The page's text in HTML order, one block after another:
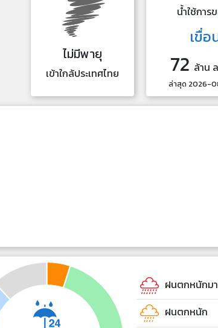
ไม่มีพายุ
เข้าใกล้ประเทศไทย
น้ำใช้การ
เขื่อ
72 ล้าน
ล่าสุด 2026-
ฝนตกหนักม
ฝนตกหนัก